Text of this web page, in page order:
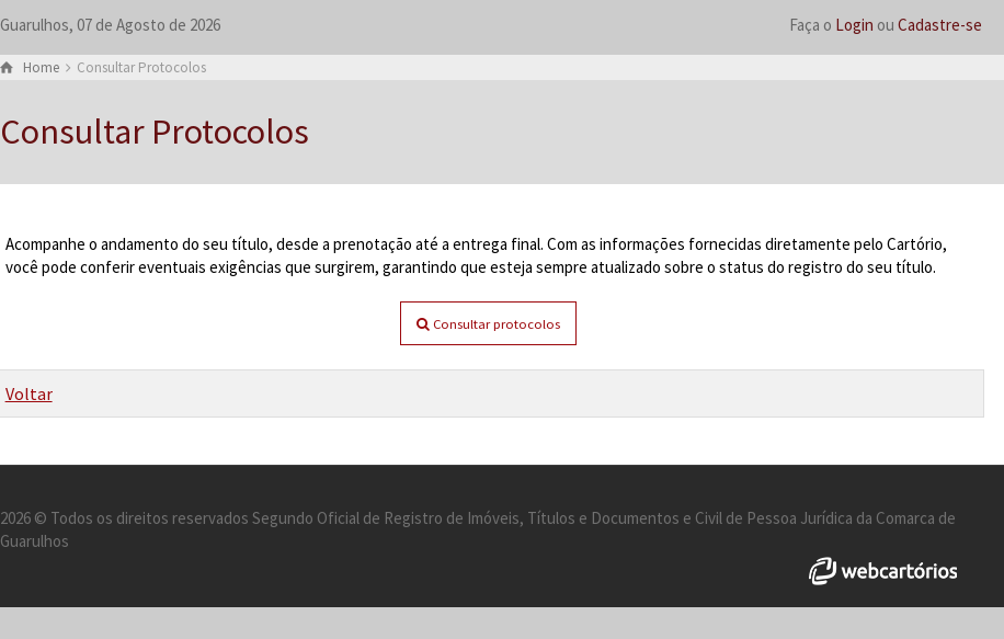
Guarulhos, 07 de Agosto de 2026 Faça o Login ou Cadastre-se
Home Consultar Protocolos
Consultar Protocolos
Acompanhe o andamento do seu título, desde a prenotação até a entrega final. Com as informações fornecidas diretamente pelo Cartório,
você pode conferir eventuais exigências que surgirem, garantindo que esteja sempre atualizado sobre o status do registro do seu título.
Consultar protocolos
Voltar
2026 © Todos os direitos reservados Segundo Oficial de Registro de Imóveis, Títulos e Documentos e Civil de Pessoa Jurídica da Comarca de
Guarulhos